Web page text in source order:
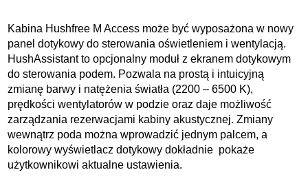
Kabina Hushfree M Access może być wyposażona w nowy
panel dotykowy do sterowania oświetleniem i wentylacją.
HushAssistant to opcjonalny moduł z ekranem dotykowym
do sterowania podem. Pozwala na prostą i intuicyjną
zmianę barwy i natężenia światła (2200 – 6500 K),
prędkości wentylatorów w podzie oraz daje możliwość
zarządzania rezerwacjami kabiny akustycznej. Zmiany
wewnątrz poda można wprowadzić jednym palcem, a
kolorowy wyświetlacz dotykowy dokładnie pokaże
użytkownikowi aktualne ustawienia.